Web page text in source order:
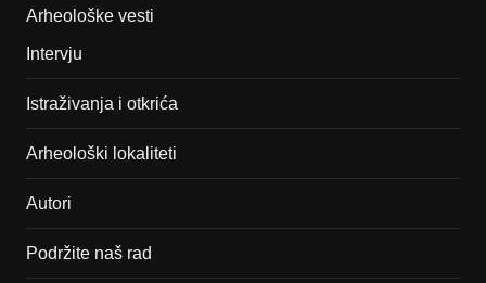
Arheološke vesti
Intervju
Istraživanja i otkrića
Arheološki lokaliteti
Autori
Podržite naš rad